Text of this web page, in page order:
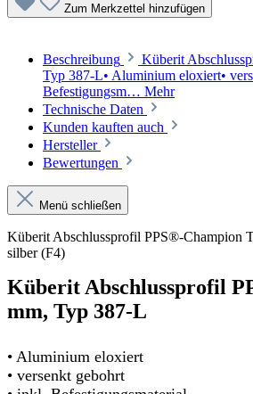
Zum Merkzettel hinzufügen
Beschreibung
Küberit
Typ 387-L• Aluminium eloxiert•
Befestigungsm… Mehr
Technische Daten
Kunden kauften auch
Hersteller
Bewertungen
Menü schließen
Küberit Abschlussprofil PPS®-Champion
silber (F4)
Küberit Abschlussprofil
mm, Typ 387-L
• Aluminium eloxiert
• versenkt gebohrt